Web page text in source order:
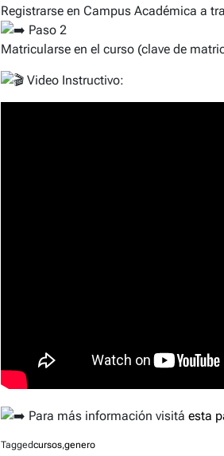
Registrarse en Campus Académica a
Paso 2
Matricularse en el curso (clave de
Video Instructivo:
Para más información visitá esta
Taggedcursos,genero